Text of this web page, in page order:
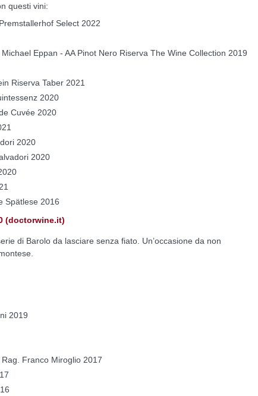
questi vini:
Select 2022
Eppan - AA Pinot Nero Riserva The Wine Collection 2019
Riserva Taber 2021
2020
Cuvée 2020
2020
2020
Spätlese 2016
(doctorwine.it)
di Barolo da lasciare senza fiato. Un’occasione da non
2019
Franco Miroglio 2017